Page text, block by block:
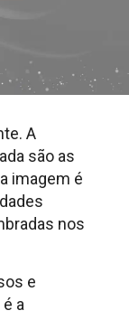
A
são as
imagem é
nos
e
a